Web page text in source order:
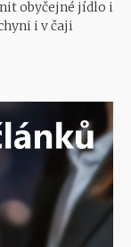
obyčejné jídlo i
i v čaji